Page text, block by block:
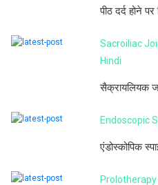
पीठ दर्द होने
Sacroiliac
Hindi
सैक्रायलियक
Endoscopic
एंडोस्कोपिक
Prolotherapy